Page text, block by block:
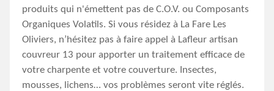
produits qui n'émettent pas de C.O.V. ou Composants
Organiques Volatils. Si vous résidez à La Fare Les
Oliviers, n’hésitez pas à faire appel à Lafleur artisan
couvreur 13 pour apporter un traitement efficace de
votre charpente et votre couverture. Insectes,
mousses, lichens… vos problèmes seront vite réglés.